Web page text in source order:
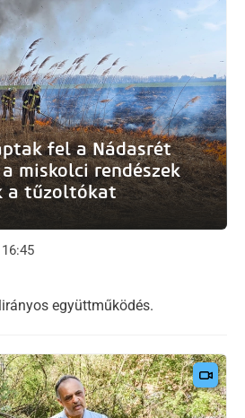
fel a Nádasrét
miskolci rendészek
a tűzoltókat
együttműködés.